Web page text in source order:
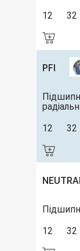
12
32
PFI
12
32
12
32